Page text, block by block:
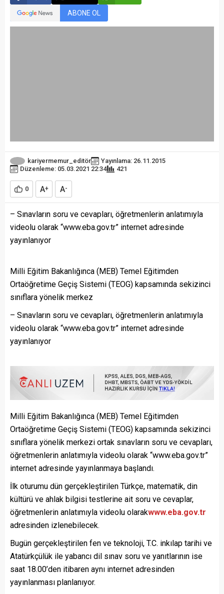
ABONE OL
kariyermemur_editör
Yayınlama: 26.11.2015
Düzenleme: 05.03.2021 22:34
421
0 A+ A-
– Sınavların soru ve cevapları, öğretmenlerin anlatımıyla
videolu olarak “www.eba.gov.tr” internet adresinde
yayınlanıyor
Milli Eğitim Bakanlığınca (MEB) Temel Eğitimden
Ortaöğretime Geçiş Sistemi (TEOG) kapsamında sekizinci
sınıflara yönelik merkez
– Sınavların soru ve cevapları, öğretmenlerin anlatımıyla
videolu olarak “www.eba.gov.tr” internet adresinde
yayınlanıyor
Milli Eğitim Bakanlığınca (MEB) Temel Eğitimden
Ortaöğretime Geçiş Sistemi (TEOG) kapsamında sekizinci
sınıflara yönelik merkezi ortak sınavların soru ve cevapları,
öğretmenlerin anlatımıyla videolu olarak “www.eba.gov.tr”
internet adresinde yayınlanmaya başlandı.
İlk oturumu dün gerçekleştirilen Türkçe, matematik, din
kültürü ve ahlak bilgisi testlerine ait soru ve cevaplar,
öğretmenlerin anlatımıyla videolu olarakwww.eba.gov.tr
adresinden izlenebilecek.
Bugün gerçekleştirilen fen ve teknoloji, T.C. inkılap tarihi ve
Atatürkçülük ile yabancı dil sınav soru ve yanıtlarının ise
saat 18.00’den itibaren aynı internet adresinden
yayınlanması planlanıyor.